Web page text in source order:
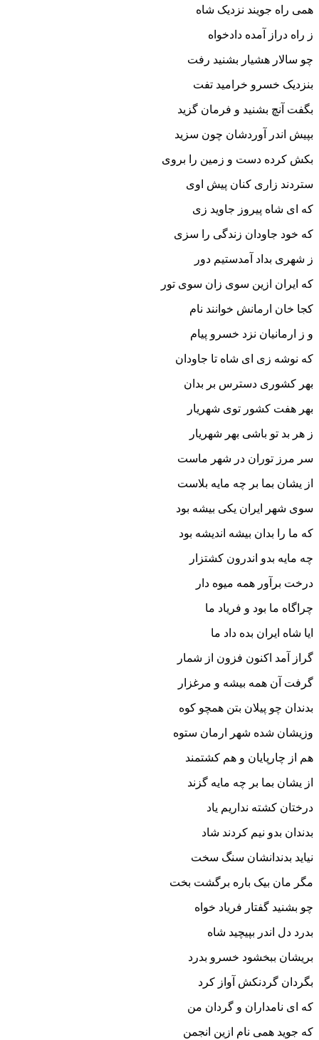
همى راه جویند نزدیک شاه
ز راه دراز آمده دادخواه‏
چو سالار هشیار بشنید رفت
بنزدیک خسرو خرامید تفت‏
بگفت آنچ بشنید و فرمان گزید
بپیش اندر آوردشان چون سزید
بکش کرده دست و زمین را بروى
ستردند زارى کنان پیش اوى‏
که اى شاه پیروز جاوید زى
که خود جاودان زندگى را سزى‏
ز شهرى بداد آمدستیم دور
که ایران ازین سوى زان سوى تور
کجا خان ارمانش خوانند نام
و ز ارمانیان نزد خسرو پیام‏
که نوشه زى اى شاه تا جاودان
بهر کشورى دسترس بر بدان‏
بهر هفت کشور توى شهریار
ز هر بد تو باشى بهر شهریار
سر مرز توران در شهر ماست
از یشان بما بر چه مایه بلاست‏
سوى شهر ایران یکى بیشه بود
که ما را بدان بیشه اندیشه بود
چه مایه بدو اندرون کشتزار
درخت برآور همه میوه دار
چراگاه ما بود و فریاد ما
ایا شاه ایران بده داد ما
گراز آمد اکنون فزون از شمار
گرفت آن همه بیشه و مرغزار
بدندان چو پیلان بتن همچو کوه
وزیشان شده شهر ارمان ستوه‏
هم از چارپایان و هم کشتمند
از یشان بما بر چه مایه گزند
درختان کشته نداریم یاد
بدندان بدو نیم کردند شاد
نیاید بدندانشان سنگ سخت
مگر مان بیک باره برگشت بخت‏
چو بشنید گفتار فریاد خواه
بدرد دل اندر بپیچید شاه‏
بریشان ببخشود خسرو بدرد
بگردان گردنکش آواز کرد
که اى نامداران و گردان من
که جوید همى نام ازین انجمن‏